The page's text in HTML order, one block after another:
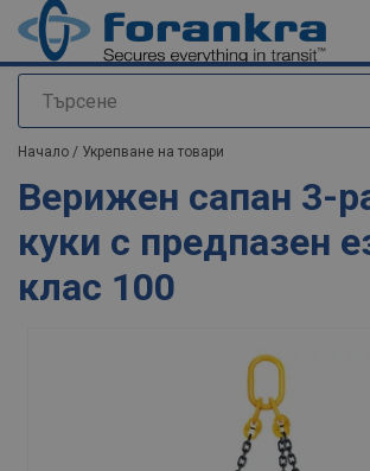
Търсене
е добавен към вашето запитване
Начало / Укрепване на товари
Верижен сапан 3-
куки с предпазен
клас 100